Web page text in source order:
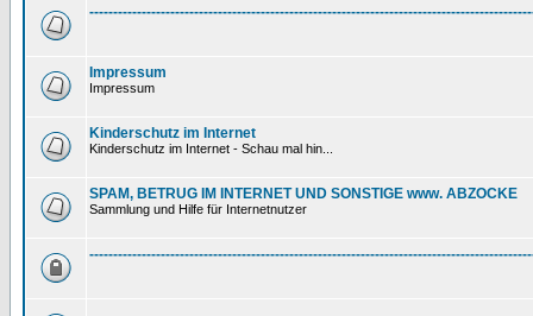
Impressum
Impressum
Kinderschutz im Internet
Kinderschutz im Internet - Schau mal hin...
SPAM, BETRUG IM INTERNET UND SONSTIGE www. ABZOCKE
Sammlung und Hilfe für Internetnutzer